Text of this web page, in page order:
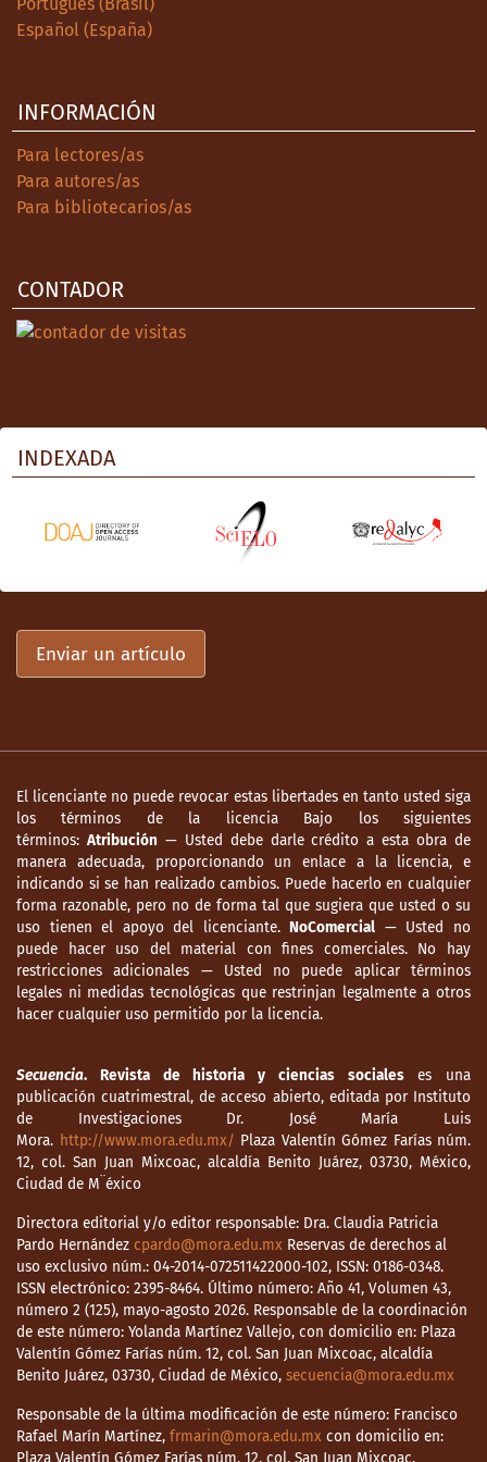
Español (España)
INFORMACIÓN
Para lectores/as
Para autores/as
Para bibliotecarios/as
CONTADOR
INDEXADA
Enviar un artículo
El licenciante no puede revocar estas libertades en tanto usted siga
los términos de la licencia Bajo los siguientes
términos: Atribución — Usted debe darle crédito a esta obra de
manera adecuada, proporcionando un enlace a la licencia, e
indicando si se han realizado cambios. Puede hacerlo en cualquier
forma razonable, pero no de forma tal que sugiera que usted o su
uso tienen el apoyo del licenciante.NoComercial — Usted no
puede hacer uso del material con fines comerciales. No hay
restricciones adicionales — Usted no puede aplicar términos
legales ni medidas tecnológicas que restrinjan legalmente a otros
hacer cualquier uso permitido por la licencia.
Secuencia. Revista de historia y ciencias socialeses una
publicación cuatrimestral, de acceso abierto, editada por Instituto
de Investigaciones Dr. José María Luis
Mora. http://www.mora.edu.mx/ Plaza Valentín Gómez Farías núm.
12, col. San Juan Mixcoac, alcaldía Benito Juárez, 03730, México,
Ciudad de M¨éxico
Directora editorial y/o editor responsable: Dra. Claudia Patricia
Pardo Hernández cpardo@mora.edu.mx Reservas de derechos al
uso exclusivo núm.: 04-2014-072511422000-102, ISSN: 0186-0348.
ISSN electrónico: 2395-8464. Último número: Año 41, Volumen 43,
número 2 (125), mayo-agosto 2026. Responsable de la coordinación
de este número: Yolanda Martínez Vallejo, con domicilio en: Plaza
Valentín Gómez Farías núm. 12, col. San Juan Mixcoac, alcaldía
Benito Juárez, 03730, Ciudad de México, secuencia@mora.edu.mx
Responsable de la última modificación de este número: Francisco
Rafael Marín Martínez, frmarin@mora.edu.mx con domicilio en: